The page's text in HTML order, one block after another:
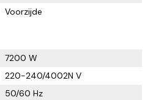
Voorzijde
7200 W
220-240/4002N V
50/60 Hz